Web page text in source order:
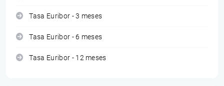
Tasa Euribor - 3 meses
Tasa Euribor - 6 meses
Tasa Euribor - 12 meses